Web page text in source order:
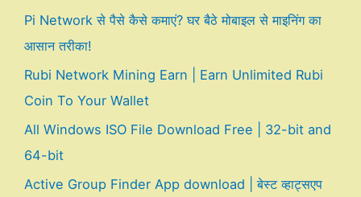
Pi Network से पैसे कैसे कमाएं? घर बैठे मोबाइल से माइनिंग का
आसान तरीका!
Rubi Network Mining Earn | Earn Unlimited Rubi
Coin To Your Wallet
All Windows ISO File Download Free | 32-bit and
64-bit
Active Group Finder App download | बेस्ट व्हाट्सएप